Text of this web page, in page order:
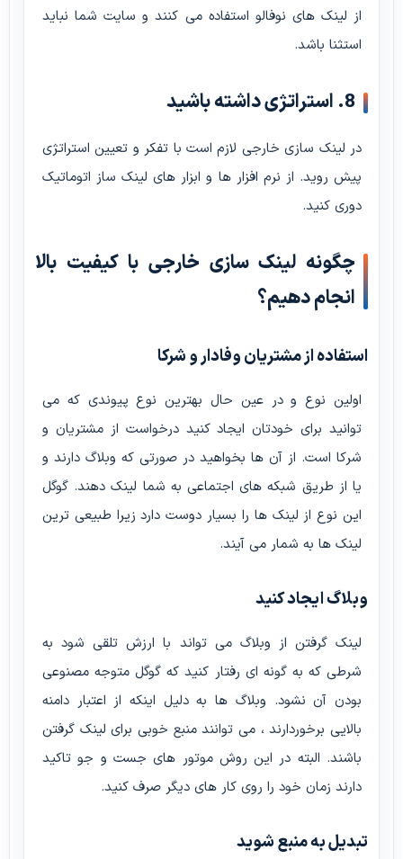
از لینک های نوفالو استفاده می کنند و سایت شما نباید
استثنا باشد.
8. استراتژی داشته باشید
در لینک سازی خارجی لازم است با تفکر و تعیین استراتژی
پیش روید. از نرم افزار ها و ابزار های لینک ساز اتوماتیک
دوری کنید.
چگونه لینک سازی خارجی با کیفیت بالا
انجام دهیم؟
استفاده از مشتریان وفادار و شرکا
اولین نوع و در عین حال بهترین نوع پیوندی که می
توانید برای خودتان ایجاد کنید درخواست از مشتریان و
شرکا است. از آن ها بخواهید در صورتی که وبلاگ دارند و
یا از طریق شبکه های اجتماعی به شما لینک دهند. گوگل
این نوع از لینک ها را بسیار دوست دارد زیرا طبیعی ترین
لینک ها به شمار می آیند.
وبلاگ ایجاد کنید
لینک گرفتن از وبلاگ می تواند با ارزش تلقی شود به
شرطی که به گونه ای رفتار کنید که گوگل متوجه مصنوعی
بودن آن نشود. وبلاگ ها به دلیل اینکه از اعتبار دامنه
بالایی برخوردارند ، می توانند منبع خوبی برای لینک گرفتن
باشند. البته در این روش موتور های جست و جو تاکید
دارند زمان خود را روی کار های دیگر صرف کنید.
تبدیل به منبع شوید